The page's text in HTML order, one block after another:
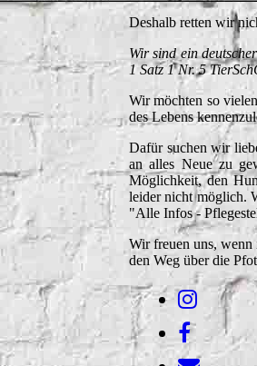
Deshalb retten wir
Wir sind ein
1 Satz 1 Nr. 5
Wir möchten so
des Lebens
Dafür suchen wir
an alles Neue zu
Möglichkeit, den
leider nicht möglich.
"Alle Infos -
Wir freuen uns,
den Weg über die